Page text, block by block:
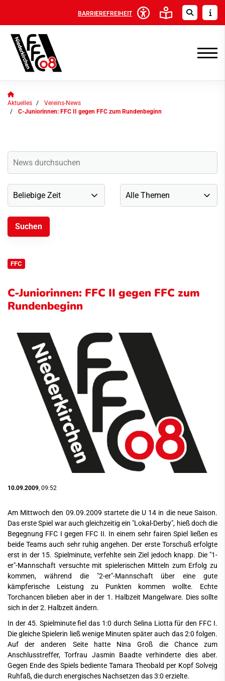
BARRIEREFREIHEIT
Aktuelles
Vereins-News
C-Juniorinnen: FFC II gegen FFC zum Rundenbeginn
FFC
C-Juniorinnen: FFC II gegen FFC zum
Rundenbeginn
10.09.2009 , 09:52
Am Mittwoch den 09.09.2009 startete die U 14 in die neue Saison.
Das erste Spiel war auch gleichzeitig ein "Lokal-Derby", hieß doch die
Begegnung FFC I gegen FFC II. In einem sehr fairen Spiel ließen es
beide Teams auch sehr ruhig angehen. Der erste Torschuß erfolgte
erst in der 15. Spielminute, verfehlte sein Ziel jedoch knapp. Die "1-
er"-Mannschaft versuchte mit spielerischen Mitteln zum Erfolg zu
kommen, während die "2-er"-Mannschaft über eine gute
kämpferische Leistung zu Punkten kommen wollte. Echte
Torchancen blieben aber in der 1. Halbzeit Mangelware. Dies sollte
sich in der 2. Halbzeit ändern.
In der 45. Spielminute fiel das 1:0 durch Selina Liotta für den FFC I.
Die gleiche Spielerin ließ wenige Minuten später auch das 2:0 folgen.
Auf der anderen Seite hatte Nina Groß die Chance zum
Anschlusstreffer, Torfrau Jasmin Baadte verhinderte dies aber.
Gegen Ende des Spiels bediente Tamara Theobald per Kopf Solvejg
Ruhfaß, die durch energisches Nachsetzen das 3:0 erzielte.